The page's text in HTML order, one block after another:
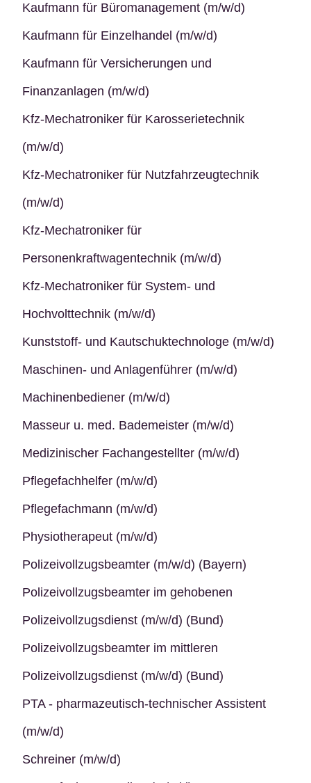
Kaufmann für Büromanagement (m/w/d)
Kaufmann für Einzelhandel (m/w/d)
Kaufmann für Versicherungen und
Finanzanlagen (m/w/d)
Kfz-Mechatroniker für Karosserietechnik
(m/w/d)
Kfz-Mechatroniker für Nutzfahrzeugtechnik
(m/w/d)
Kfz-Mechatroniker für
Personenkraftwagentechnik (m/w/d)
Kfz-Mechatroniker für System- und
Hochvolttechnik (m/w/d)
Kunststoff- und Kautschuktechnologe (m/w/d)
Maschinen- und Anlagenführer (m/w/d)
Machinenbediener (m/w/d)
Masseur u. med. Bademeister (m/w/d)
Medizinischer Fachangestellter (m/w/d)
Pflegefachhelfer (m/w/d)
Pflegefachmann (m/w/d)
Physiotherapeut (m/w/d)
Polizeivollzugsbeamter (m/w/d) (Bayern)
Polizeivollzugsbeamter im gehobenen
Polizeivollzugsdienst (m/w/d) (Bund)
Polizeivollzugsbeamter im mittleren
Polizeivollzugsdienst (m/w/d) (Bund)
PTA - pharmazeutisch-technischer Assistent
(m/w/d)
Schreiner (m/w/d)